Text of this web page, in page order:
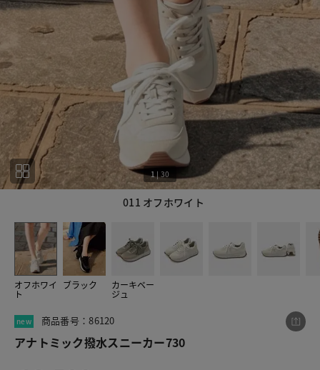
011 オフホワイト
1| 30
オフホワイ
ト
ブラック カーキベー
ジュ
new 商品番号：86120
アナトミック撥水スニーカー730
この商品をシェアする